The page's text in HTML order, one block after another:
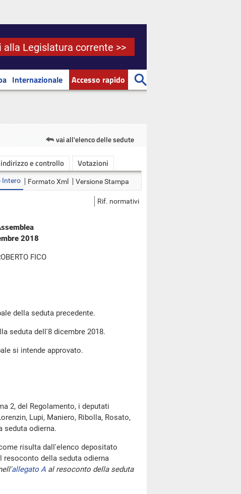
alla Legislatura corrente >>
Internazionale Accesso rapido
vai all'elenco delle sedute
e controllo Votazioni
Intero Formato Xml Versione Stampa
Rif. normativi
2018
FICO
della seduta precedente.
seduta dell'8 dicembre 2018.
si intende approvato.
2, del Regolamento, i deputati
Lupi, Maniero, Ribolla, Rosato,
seduta odierna.
risulta dall'elenco depositato
resoconto della seduta odierna
allegato A al resoconto della seduta